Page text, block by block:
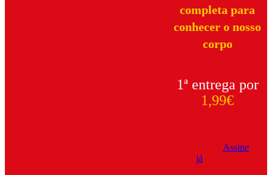
completa para
conhecer o nosso
corpo
1ª entrega por
1,99€
Assine
já